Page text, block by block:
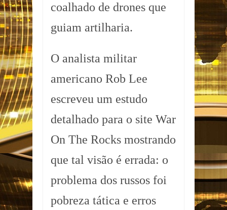
coalhado de drones que
guiam artilharia.
O analista militar
americano Rob Lee
escreveu um estudo
detalhado para o site War
On The Rocks mostrando
que tal visão é errada: o
problema dos russos foi
pobreza tática e erros